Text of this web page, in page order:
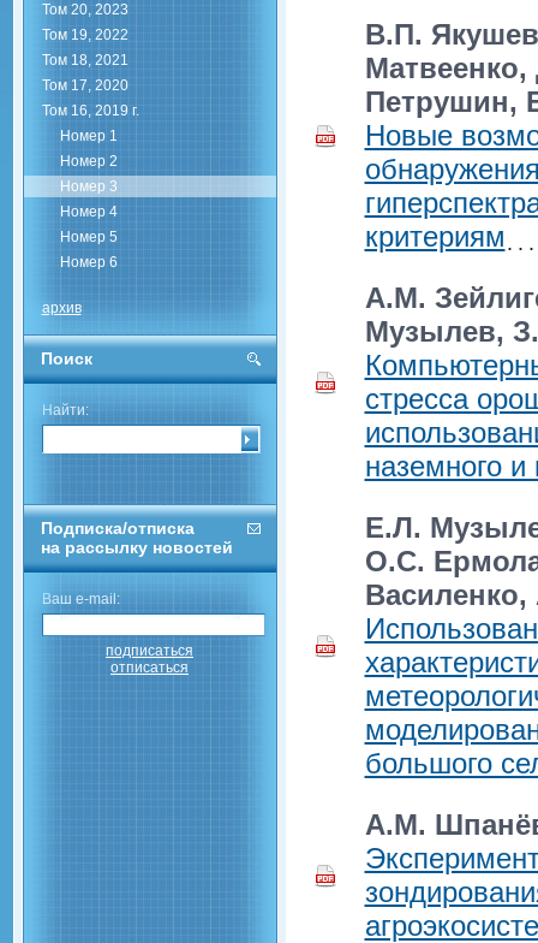
Том 20, 2023
Том 19, 2022
Том 18, 2021
Том 17, 2020
Том 16, 2019 г.
Номер 1
Номер 2
Номер 3
Номер 4
Номер 5
Номер 6
архив
Поиск
Найти:
Подписка/отписка
на рассылку новостей
Ваш e-mail:
подписаться
отписаться
В.П.
Петрушин,
Новые
критериям
А.М.
Музылев,
стресса
наземного и
Е.Л.
О.С.
большого
А.М.